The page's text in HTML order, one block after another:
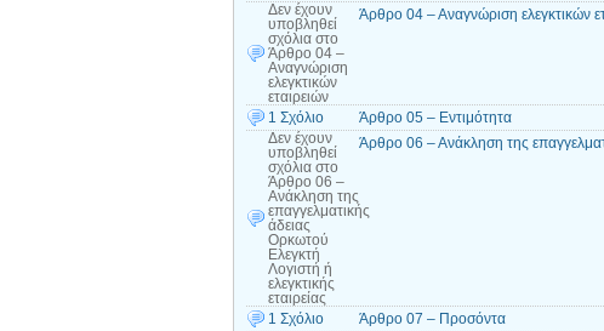
Δεν έχουν
υποβληθεί
σχόλια στο
Άρθρο 04 –
Αναγνώριση
ελεγκτικών
εταιρειών
Άρθρο 04 – Αναγνώριση ελεγκτικών
1 Σχόλιο
Άρθρο 05 – Εντιμότητα
Δεν έχουν
υποβληθεί
σχόλια στο
Άρθρο 06 –
Ανάκληση της
επαγγελματικής
άδειας
Ορκωτού
Ελεγκτή
Λογιστή ή
ελεγκτικής
εταιρείας
Άρθρο 06 – Ανάκληση της
1 Σχόλιο
Άρθρο 07 – Προσόντα